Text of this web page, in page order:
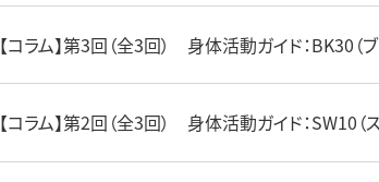
【コラム】第3回（全3回） 身体活動ガイド：BK30（ブ
【コラム】第2回（全3回） 身体活動ガイド：SW10（ス